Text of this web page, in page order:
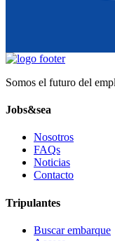
Somos el futuro del
Jobs&sea
Nosotros
FAQs
Noticias
Contacto
Tripulantes
Buscar embarque